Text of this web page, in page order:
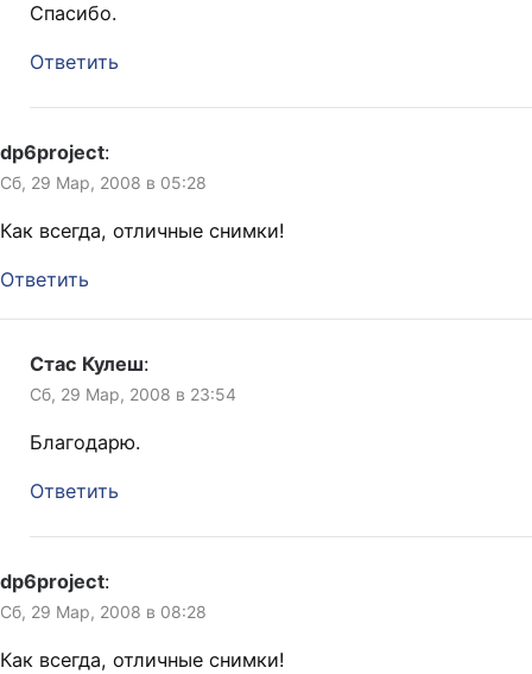
Спасибо.
Ответить
dp6project:
Сб, 29 Мар, 2008 в 05:28
Как всегда, отличные снимки!
Ответить
Стас Кулеш:
Сб, 29 Мар, 2008 в 23:54
Благодарю.
Ответить
dp6project:
Сб, 29 Мар, 2008 в 08:28
Как всегда, отличные снимки!